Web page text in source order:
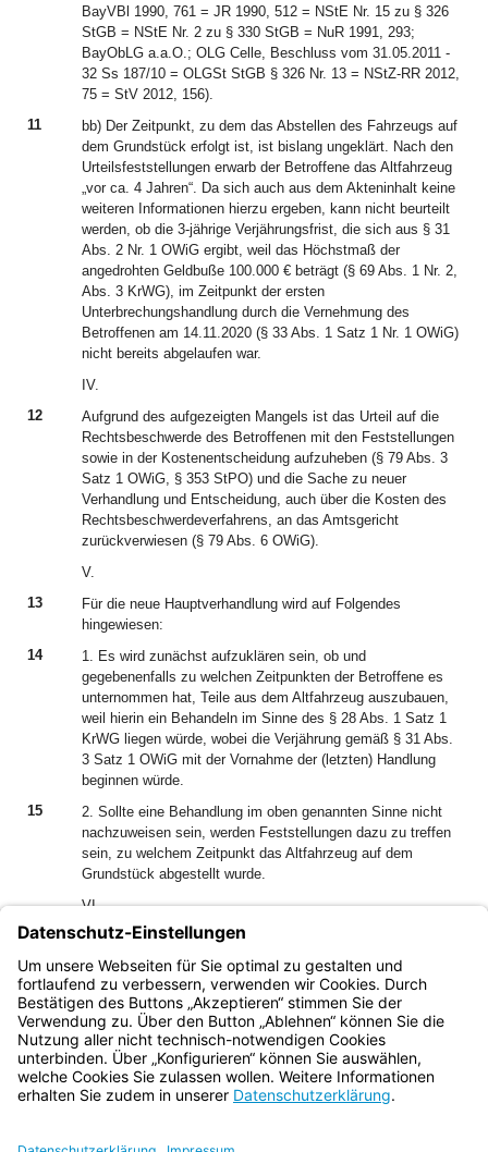
BayVBl 1990, 761 = JR 1990, 512 = NStE Nr. 15 zu § 326
StGB = NStE Nr. 2 zu § 330 StGB = NuR 1991, 293;
BayObLG a.a.O.; OLG Celle, Beschluss vom 31.05.2011 -
32 Ss 187/10 = OLGSt StGB § 326 Nr. 13 = NStZ-RR 2012,
75 = StV 2012, 156).
11
bb) Der Zeitpunkt, zu dem das Abstellen des Fahrzeugs auf
dem Grundstück erfolgt ist, ist bislang ungeklärt. Nach den
Urteilsfeststellungen erwarb der Betroffene das Altfahrzeug
„vor ca. 4 Jahren“. Da sich auch aus dem Akteninhalt keine
weiteren Informationen hierzu ergeben, kann nicht beurteilt
werden, ob die 3-jährige Verjährungsfrist, die sich aus § 31
Abs. 2 Nr. 1 OWiG ergibt, weil das Höchstmaß der
angedrohten Geldbuße 100.000 € beträgt (§ 69 Abs. 1 Nr. 2,
Abs. 3 KrWG), im Zeitpunkt der ersten
Unterbrechungshandlung durch die Vernehmung des
Betroffenen am 14.11.2020 (§ 33 Abs. 1 Satz 1 Nr. 1 OWiG)
nicht bereits abgelaufen war.
IV.
12
Aufgrund des aufgezeigten Mangels ist das Urteil auf die
Rechtsbeschwerde des Betroffenen mit den Feststellungen
sowie in der Kostenentscheidung aufzuheben (§ 79 Abs. 3
Satz 1 OWiG, § 353 StPO) und die Sache zu neuer
Verhandlung und Entscheidung, auch über die Kosten des
Rechtsbeschwerdeverfahrens, an das Amtsgericht
zurückverwiesen (§ 79 Abs. 6 OWiG).
V.
13
Für die neue Hauptverhandlung wird auf Folgendes
hingewiesen:
14
1. Es wird zunächst aufzuklären sein, ob und
gegebenenfalls zu welchen Zeitpunkten der Betroffene es
unternommen hat, Teile aus dem Altfahrzeug auszubauen,
weil hierin ein Behandeln im Sinne des § 28 Abs. 1 Satz 1
KrWG liegen würde, wobei die Verjährung gemäß § 31 Abs.
3 Satz 1 OWiG mit der Vornahme der (letzten) Handlung
beginnen würde.
15
2. Sollte eine Behandlung im oben genannten Sinne nicht
nachzuweisen sein, werden Feststellungen dazu zu treffen
sein, zu welchem Zeitpunkt das Altfahrzeug auf dem
Grundstück abgestellt wurde.
VI.
16
Der Senat entscheidet durch Beschluss gemäß § 79 Abs. 5
Satz 1 OWiG.
17
Gemäß § 80a Abs. 1 OWiG entscheidet der Einzelrichter.
Bayern.de
BayernPortal